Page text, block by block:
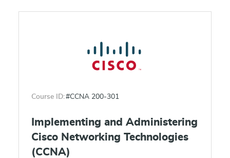
Course ID:#CCNA 200-301
Implementing and Administering
Cisco Networking Technologies
(CCNA)